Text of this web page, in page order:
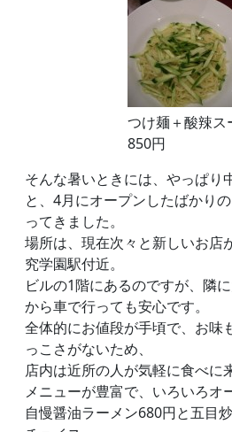
つけ麺＋酸辣ス
850円
そんな暑いときには、やっぱり
と、4月にオープンしたばかり
ってきました。
場所は、現在次々と新しいお店
究学園駅付近。
ビルの1階にあるのですが、隣
から車で行っても安心です。
全体的にお値段が手頃で、お味
っこさがないため、
店内は近所の人が気軽に食べに
メニューが豊富で、いろいろオ
自慢醤油ラーメン680円と五目